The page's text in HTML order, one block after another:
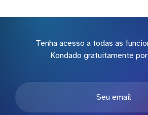
Tenha acesso a todas as
Kondado gratuitamente